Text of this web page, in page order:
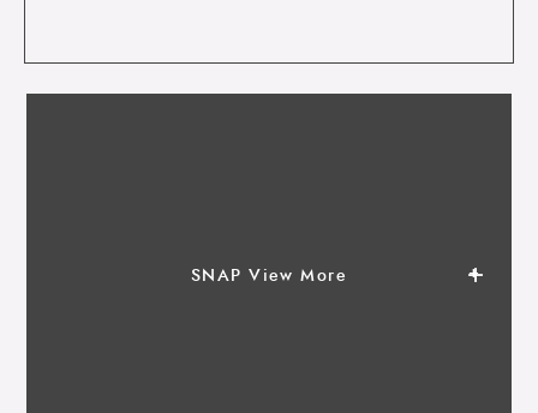
SNAP View More